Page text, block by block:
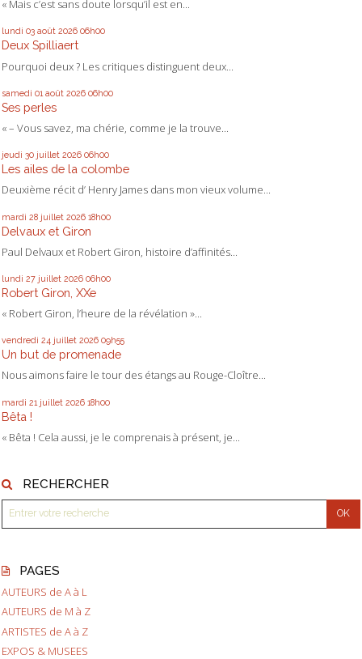
« Mais c’est sans doute lorsqu’il est en...
lundi 03 août 2026 06h00
Deux Spilliaert
Pourquoi deux ? Les critiques distinguent deux...
samedi 01 août 2026 06h00
Ses perles
« – Vous savez, ma chérie, comme je la trouve...
jeudi 30 juillet 2026 06h00
Les ailes de la colombe
Deuxième récit d’ Henry James dans mon vieux volume...
mardi 28 juillet 2026 18h00
Delvaux et Giron
Paul Delvaux et Robert Giron, histoire d’affinités...
lundi 27 juillet 2026 06h00
Robert Giron, XXe
« Robert Giron, l’heure de la révélation »...
vendredi 24 juillet 2026 09h55
Un but de promenade
Nous aimons faire le tour des étangs au Rouge-Cloître...
mardi 21 juillet 2026 18h00
Bêta !
« Bêta ! Cela aussi, je le comprenais à présent, je...
RECHERCHER
PAGES
AUTEURS de A à L
AUTEURS de M à Z
ARTISTES de A à Z
EXPOS & MUSEES